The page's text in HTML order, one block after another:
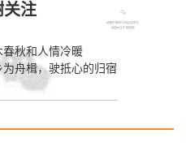
俞
仓
关注
秋和人情冷暖
舟楫，驶抵心的归宿